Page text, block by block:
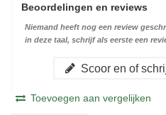
Beoordelingen en reviews
Niemand heeft nog een review
in deze taal, schrijf als eerste een
Scoor en of
Toevoegen aan vergelijken